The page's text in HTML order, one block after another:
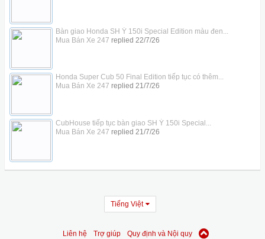
Bàn giao Honda SH Ý 150i Special Edition màu đen...
Mua Bán Xe 247 replied 22/7/26
Honda Super Cub 50 Final Edition tiếp tục có thêm...
Mua Bán Xe 247 replied 21/7/26
CubHouse tiếp tục bàn giao SH Ý 150i Special...
Mua Bán Xe 247 replied 21/7/26
Tiếng Việt
Liên hệ Trợ giúp Quy định và Nội quy